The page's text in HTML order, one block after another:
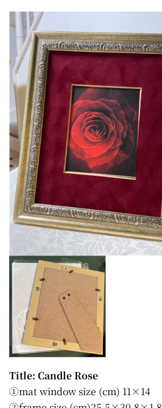
Title: Candle Rose
①mat window size (cm) 11×14